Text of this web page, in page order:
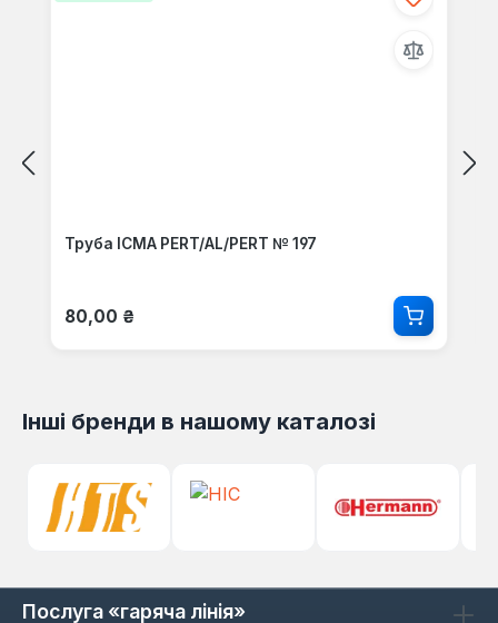
Труба ICMA PERT/AL/PERT № 197
Звичайна ціна:
80,00 ₴
Інші бренди в нашому каталозі
Послуга «гаряча лінія»